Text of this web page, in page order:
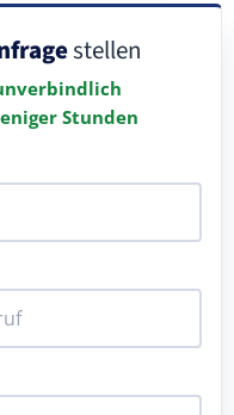
stellen
Stunden